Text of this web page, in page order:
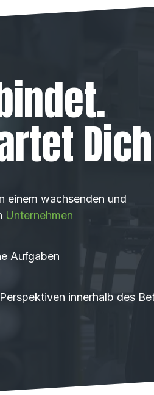
einem wachsenden und
Unternehmen
Aufgaben
innerhalb des